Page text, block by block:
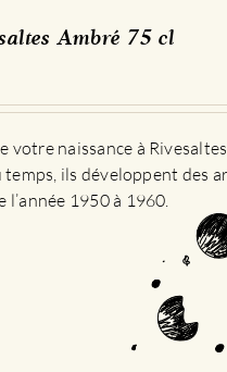
Ambré 75 cl
votre naissance à
ils développent des
1950 à 1960.